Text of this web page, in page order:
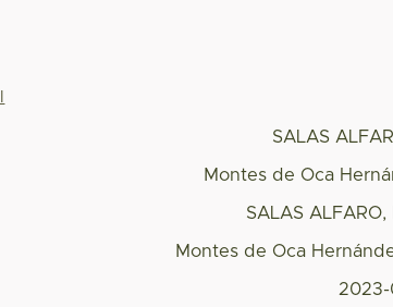
SALAS
Montes de Oca
SALAS
Montes de Oca
2023-